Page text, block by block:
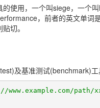
的使用，一个叫siege，一个
，前者的英文单词
切。
及基准测试(benchmark)工
path/